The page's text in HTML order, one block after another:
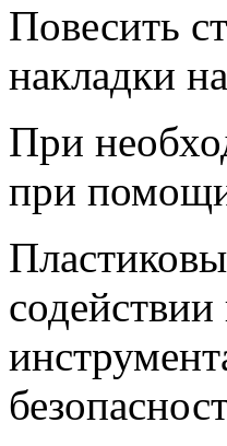
Повесить
накладки
При
при